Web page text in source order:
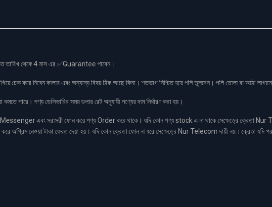
থেকে 4 মাস এর ✅Guarantee পাবেন।
চেক করে নিবেন কালার এবং অন্যান্য বিষয় ঠিক আছে কিনা। শতভাগ নিশ্চিত হয়ে পলি তুলবেন। পলি তোলা বা আঠা
পারে। পণ্য ডেলিভারির সময় ডলার রেট অনুযায়ী পণ্যের দাম নির্ধারণ করা হয়।
এবং সরাসরী ফোন করে পণ্য Order করে থাকে। যদি কোন পণ্য stock এ না থাকে সেক্ষেত্রে ক্রেতা Nur
করে অগ্রিম নেওয়া টাকা ফেরত দেয়া হয়। যদি কোন ক্রেতা ফোন না ধরে সেক্ষেত্রে Nur Telecom দায়ী নয়। ক্রেতা যদি